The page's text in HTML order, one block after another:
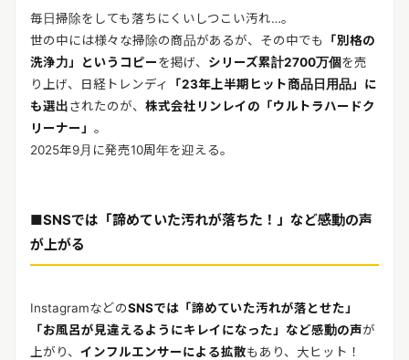
毎日掃除をしても落ちにくいしつこい汚れ…。
世の中には様々な掃除の商品があるが、その中でも
「別格の
洗浄力」というコピーを掲げ、 シリーズ累計2700万個を売
り上げ、日経トレンディ
「23年上半期ヒット商品日用品」に
も選出されたのが、 株式会社リンレイの「ウルトラハードク
リーナー」 。
2025年9月に発売10周年を迎える。
■SNSでは「諦めていた汚れが落ちた！」など感動の声
が上がる
InstagramなどのSNSでは「諦めていた汚れが落とせた」
「お風呂が見違えるようにキレイになった」など感動の声が
上がり、 インフルエンサーによる拡散もあり、大ヒット！